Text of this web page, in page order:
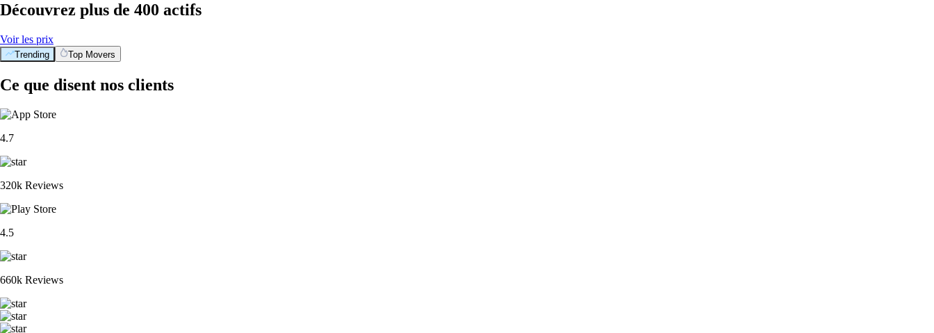
Découvrez plus de 400 actifs
Voir les prix
Trending Top Movers
Ce que disent nos clients
4.7
320k Reviews
4.5
660k Reviews